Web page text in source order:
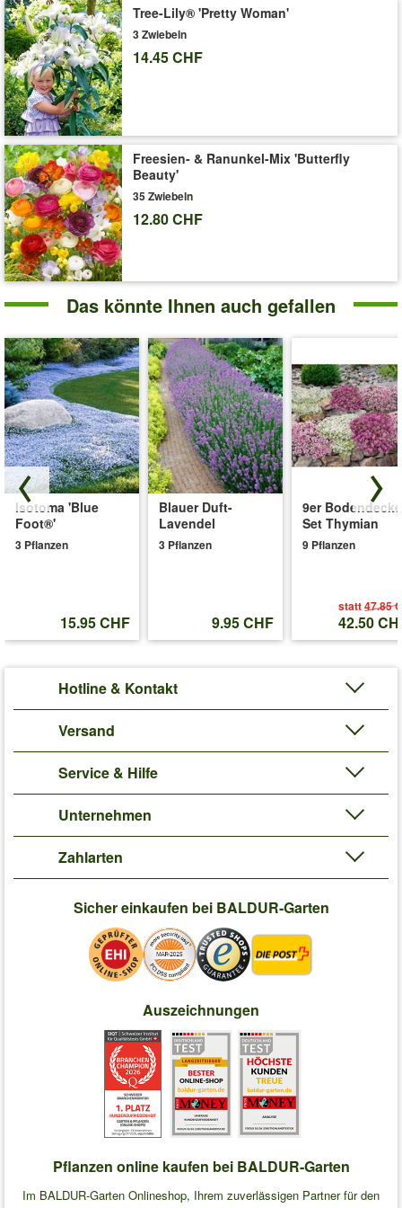
Tree-Lily® 'Pretty Woman'
3 Zwiebeln
14.45 CHF
Freesien- & Ranunkel-Mix 'Butterfly
Beauty'
35 Zwiebeln
12.80 CHF
Das könnte Ihnen auch gefallen
Isotoma 'Blue
Foot®'
3 Pflanzen
15.95 CHF
Blauer Duft-
Lavendel
3 Pflanzen
9.95 CHF
9er
Set Thymian
9 Pflanzen
statt47.85
42.50
Hotline & Kontakt
Versand
Service & Hilfe
Unternehmen
Zahlarten
Sicher einkaufen bei BALDUR-Garten
Auszeichnungen
Pflanzen online kaufen bei BALDUR-Garten
Im BALDUR-Garten Onlineshop, Ihrem zuverlässigen Partner für den